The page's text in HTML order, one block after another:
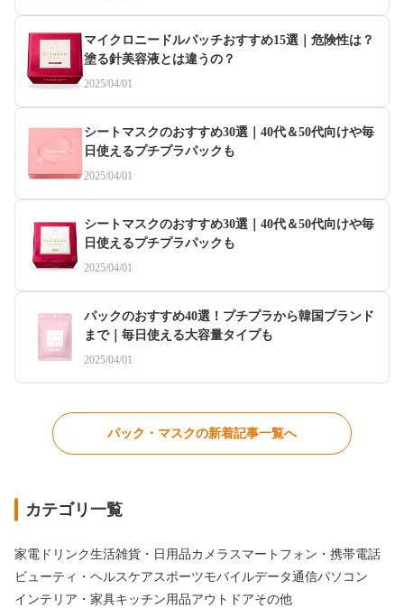
マイクロニードルパッチおすすめ15選｜危険性は？
塗る針美容液とは違うの？
2025/04/01
シートマスクのおすすめ30選｜40代＆50代向けや毎
日使えるプチプラパックも
2025/04/01
シートマスクのおすすめ30選｜40代＆50代向けや毎
日使えるプチプラパックも
2025/04/01
パックのおすすめ40選！プチプラから韓国ブランド
まで｜毎日使える大容量タイプも
2025/04/01
パック・マスクの新着記事一覧へ
カテゴリ一覧
家電 ドリンク生活雑貨・日用品カメラ スマートフォン・携帯電話
ビューティ・ヘルスケアスポーツモバイルデータ通信パソコン
インテリア・家具キッチン用品アウトドアその他